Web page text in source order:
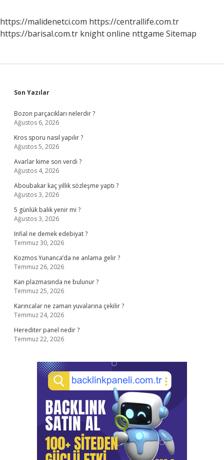
Belirsize
Döner
https://malidenetci.com https://centrallife.com.tr
https://barisal.com.tr knight online nttgame Sitemap
Sidebar
Son Yazılar
Bozon parçacıkları nelerdir ?
Ağustos 6, 2026
Kros sporu nasıl yapılır ?
Ağustos 5, 2026
Avarlar kime son verdi ?
Ağustos 4, 2026
Aboubakar kaç yıllık sözleşme yaptı ?
Ağustos 3, 2026
5 günlük balık yenir mi ?
Ağustos 3, 2026
Infial ne demek edebiyat ?
Temmuz 30, 2026
Kozmos Yunanca’da ne anlama gelir ?
Temmuz 26, 2026
Kan plazmasında ne bulunur ?
Temmuz 25, 2026
Karıncalar ne zaman yuvalarına çekilir ?
Temmuz 24, 2026
Herediter panel nedir ?
Temmuz 22, 2026